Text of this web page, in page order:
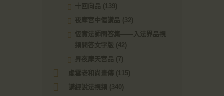
十回向品 (139)
夜摩宮中偈讚品 (32)
恆實法師問答集——入法界品視
頻問答文字版 (42)
昇夜摩天宮品 (7)
虛雲老和尚畫傳
(115)
講經說法視頻
(340)